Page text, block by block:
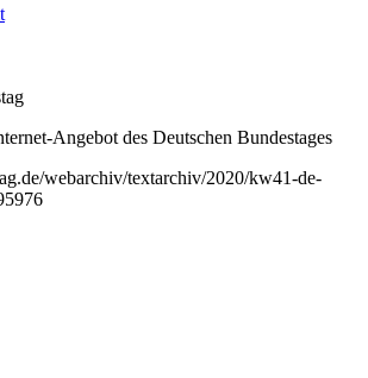
Angebot des Deutschen Bundestages
webarchiv/textarchiv/2020/kw41-de-